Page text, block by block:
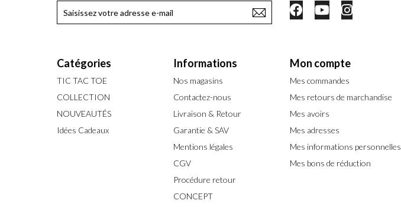
Catégories
TIC TAC TOE
COLLECTION
NOUVEAUTÉS
Idées Cadeaux
Informations
Nos magasins
Contactez-nous
Livraison & Retour
Garantie & SAV
Mentions légales
CGV
Procédure retour
CONCEPT
Mon compte
Mes commandes
Mes retours de marchandise
Mes avoirs
Mes adresses
Mes informations personnelles
Mes bons de réduction